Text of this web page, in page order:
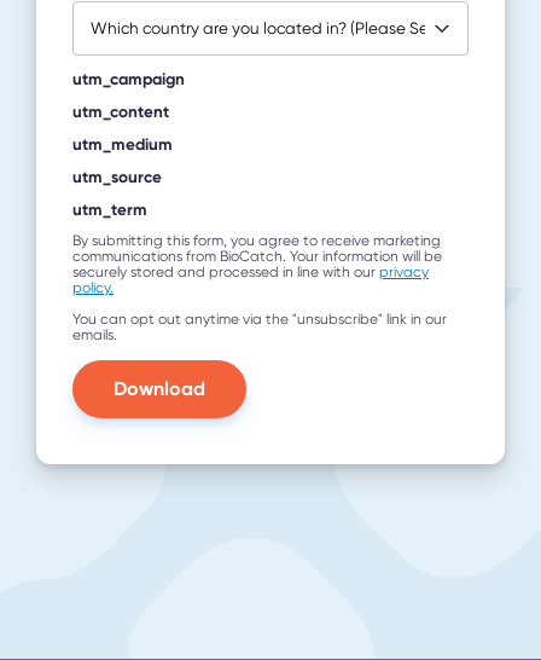
utm_campaign
utm_content
utm_medium
utm_source
utm_term
By submitting this form, you agree to receive marketing
communications from BioCatch. Your information will be
securely stored and processed in line with our privacy
policy.
You can opt out anytime via the "unsubscribe" link in our
emails.